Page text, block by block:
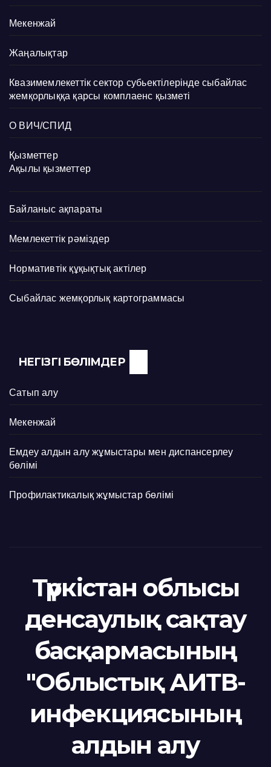
Мекенжай
Жаңалықтар
Квазимемлекеттік сектор субьектілерінде сыбайлас
жемқорлыққа қарсы комплаенс қызметі
О ВИЧ/СПИД
Қызметтер
Ақылы қызметтер
Байланыс ақпараты
Мемлекеттік рәміздер
Нормативтік құқықтық актілер
Сыбайлас жемқорлық картограммасы
НЕГІЗГІ БӨЛІМДЕР
Сатып алу
Мекенжай
Емдеу алдын алу жұмыстары мен диспансерлеу
бөлімі
Профилактикалық жұмыстар бөлімі
Түркістан облысы
денсаулық сақтау
басқармасының
"Облыстық АИТВ-
инфекциясының
алдын алу